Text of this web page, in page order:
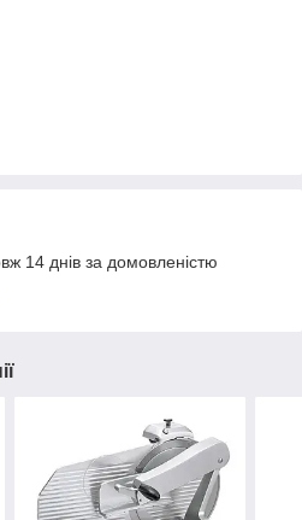
14 днів за домовленістю